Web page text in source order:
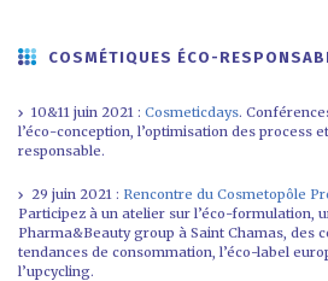
COSMÉTIQUES ÉCO-
10&11 juin 2021 : Cosmeticdays.
l’éco-conception, l’optimisation des process
responsable.
29 juin 2021 : Rencontre du Cosmetopôle
Participez à un atelier sur l’éco-formulation,
Pharma&Beauty group à Saint Chamas, des
tendances de consommation, l’éco-label
l’upcycling.